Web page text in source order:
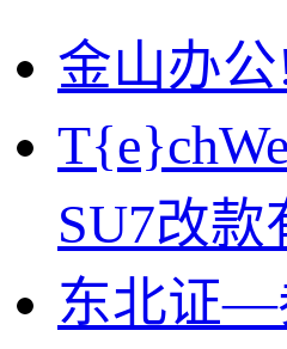
金山办
SU7改
东北证—